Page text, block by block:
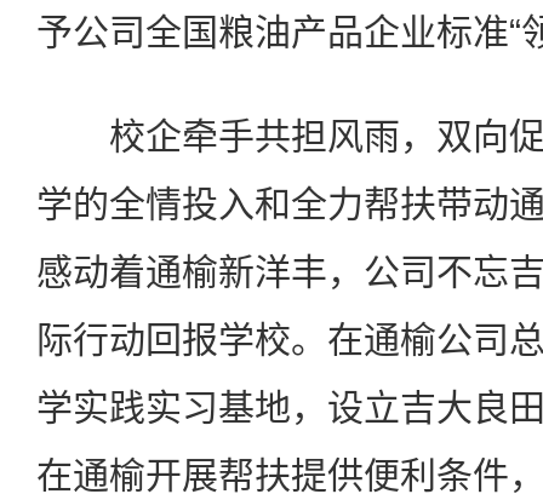
予公司全国粮油产品企业标准“
校企牵手共担风雨，双向促
学的全情投入和全力帮扶带动
感动着通榆新洋丰，公司不忘
际行动回报学校。在通榆公司
学实践实习基地，设立吉大良
在通榆开展帮扶提供便利条件